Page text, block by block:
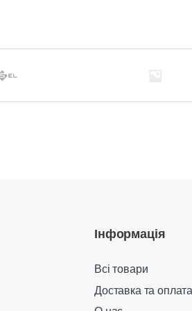
Інформація
Всі товари
Доставка та оплата